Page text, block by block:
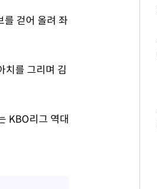
를 걷어 올려 좌
치를 그리며 김
KBO리그 역대